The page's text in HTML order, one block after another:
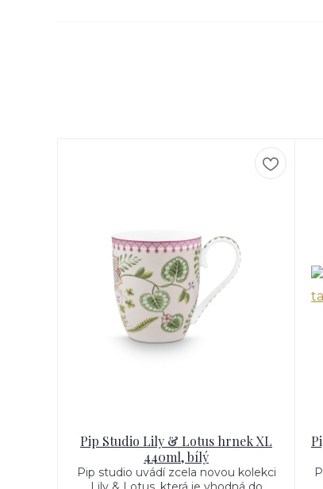
Pip Studio Lily & Lotus hrnek XL
440ml, bílý
Pip studio uvádí zcela novou kolekci